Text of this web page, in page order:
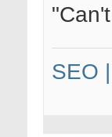
SEO